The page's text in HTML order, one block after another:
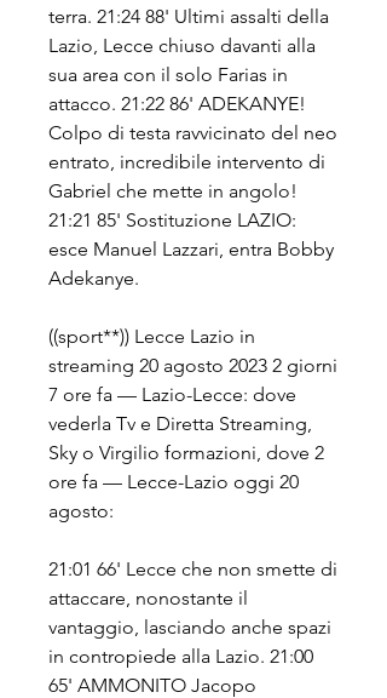
terra. 21:24 88' Ultimi assalti della
Lazio, Lecce chiuso davanti alla
sua area con il solo Farias in
attacco. 21:22 86' ADEKANYE!
Colpo di testa ravvicinato del neo
entrato, incredibile intervento di
Gabriel che mette in angolo!
21:21 85' Sostituzione LAZIO:
esce Manuel Lazzari, entra Bobby
Adekanye.
((sport**)) Lecce Lazio in
streaming 20 agosto 2023 2 giorni
7 ore fa — Lazio-Lecce: dove
vederla Tv e Diretta Streaming,
Sky o Virgilio formazioni, dove 2
ore fa — Lecce-Lazio oggi 20
agosto:
21:01 66' Lecce che non smette di
attaccare, nonostante il
vantaggio, lasciando anche spazi
in contropiede alla Lazio. 21:00
65' AMMONITO Jacopo